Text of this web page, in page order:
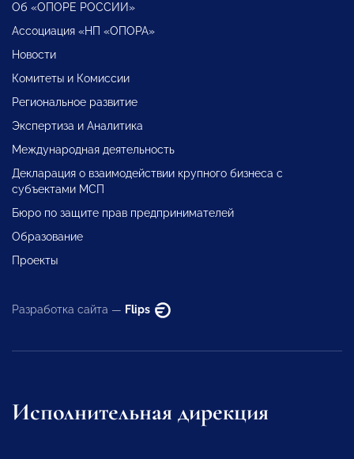
Об «ОПОРЕ РОССИИ»
Ассоциация «НП «ОПОРА»
Новости
Комитеты и Комиссии
Региональное развитие
Экспертиза и Аналитика
Международная деятельность
Декларация о взаимодействии крупного бизнеса с
субъектами МСП
Бюро по защите прав предпринимателей
Образование
Проекты
Разработка сайта — Flips
Исполнительная дирекция